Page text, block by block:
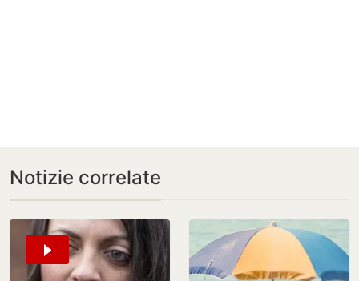
Notizie correlate